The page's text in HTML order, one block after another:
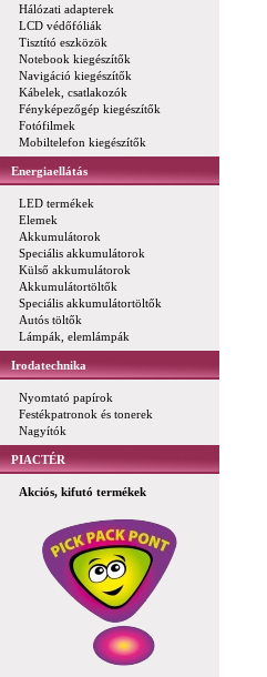
Hálózati adapterek
LCD védőfóliák
Tisztító eszközök
Notebook kiegészítők
Navigáció kiegészítők
Kábelek, csatlakozók
Fényképezőgép kiegészítők
Fotófilmek
Mobiltelefon kiegészítők
Energiaellátás
LED termékek
Elemek
Akkumulátorok
Speciális akkumulátorok
Külső akkumulátorok
Akkumulátortöltők
Speciális akkumulátortöltők
Autós töltők
Lámpák, elemlámpák
Irodatechnika
Nyomtató papírok
Festékpatronok és tonerek
Nagyítók
PIACTÉR
Akciós, kifutó termékek